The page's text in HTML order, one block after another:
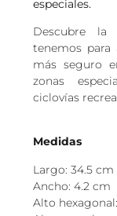
especiales.
Descubre la
tenemos
más seguro
zonas
ciclovías
Medidas
Largo: 34.5 cm
Ancho: 4.2 cm
Alto